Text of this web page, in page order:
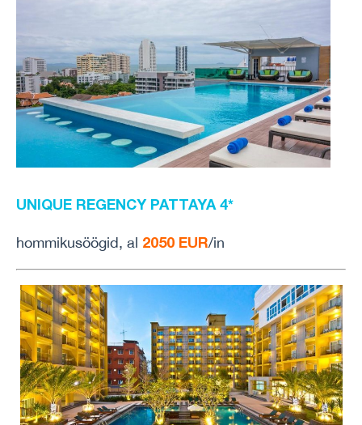
UNIQUE REGENCY PATTAYA 4*
hommikusöögid, al 2050 EUR/in